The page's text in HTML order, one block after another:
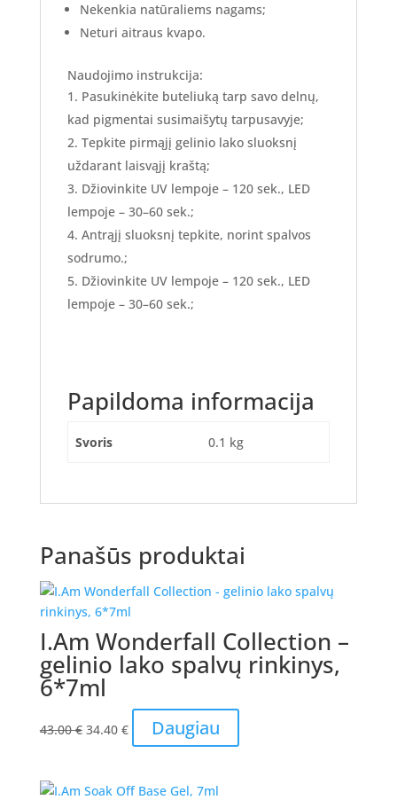
Nekenkia natūraliems nagams;
Neturi aitraus kvapo.
Naudojimo instrukcija:
Pasukinėkite buteliuką tarp savo delnų,
kad pigmentai susimaišytų tarpusavyje;
Tepkite pirmąjį gelinio lako sluoksnį
uždarant laisvąjį kraštą;
Džiovinkite UV lempoje – 120 sek., LED
lempoje – 30–60 sek.;
Antrąjį sluoksnį tepkite, norint spalvos
sodrumo.;
Džiovinkite UV lempoje – 120 sek., LED
lempoje – 30–60 sek.;
Papildoma informacija
Svoris 0.1 kg
Panašūs produktai
I.Am Wonderfall Collection –
gelinio lako spalvų rinkinys,
6*7ml
43.00€ Original
43.00 €.
34.40 €Current
price
34.40 €.
Daugiau